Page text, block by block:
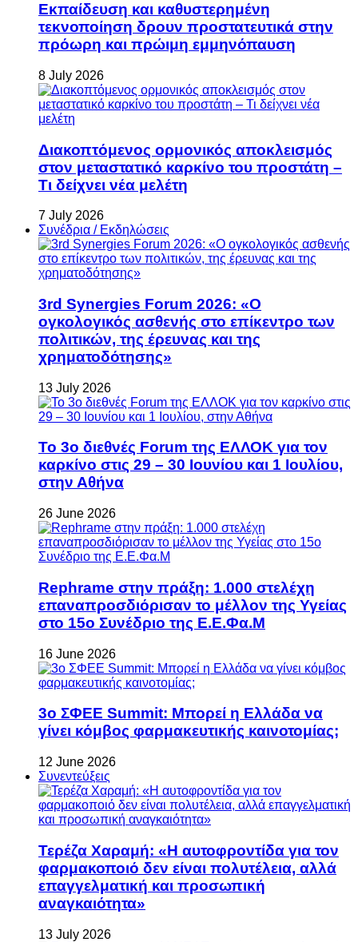
Εκπαίδευση και καθυστερημένη
τεκνοποίηση δρουν προστατευτικά στην
πρόωρη και πρώιμη εμμηνόπαυση
8 July 2026
Διακοπτόμενος ορμονικός αποκλεισμός
στον μεταστατικό καρκίνο του προστάτη –
Τι δείχνει νέα μελέτη
7 July 2026
Συνέδρια / Εκδηλώσεις
3rd Synergies Forum 2026: «Ο
ογκολογικός ασθενής στο επίκεντρο των
πολιτικών, της έρευνας και της
χρηματοδότησης»
13 July 2026
Το 3ο διεθνές Forum της ΕΛΛΟΚ για τον
καρκίνο στις 29 – 30 Ιουνίου και 1 Ιουλίου,
στην Αθήνα
26 June 2026
Rephrame στην πράξη: 1.000 στελέχη
επαναπροσδιόρισαν το μέλλον της Υγείας
στο 15ο Συνέδριο της Ε.Ε.Φα.Μ
16 June 2026
3ο ΣΦΕΕ Summit: Μπορεί η Ελλάδα να
γίνει κόμβος φαρμακευτικής καινοτομίας;
12 June 2026
Συνεντεύξεις
Τερέζα Χαραμή: «Η αυτοφροντίδα για τον
φαρμακοποιό δεν είναι πολυτέλεια, αλλά
επαγγελματική και προσωπική
αναγκαιότητα»
13 July 2026